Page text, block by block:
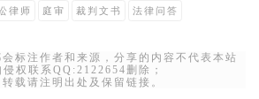
律师 庭审 裁判文书 法律问答
标注作者和来源，分享的内容不代表本站
权联系QQ:2122654删除；
载请注明出处及保留链接。